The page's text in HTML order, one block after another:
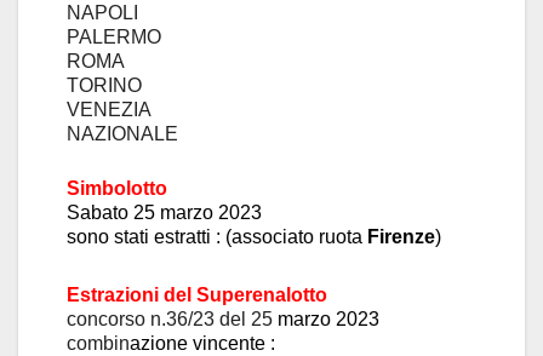
NAPOLI
PALERMO
ROMA
TORINO
VENEZIA
NAZIONALE
Simbolotto
Sabato 25 marzo 2023
sono stati estratti : (associato ruota Firenze)
Estrazioni del Superena lotto
concorso n.36/23 del 25 marzo 2023
combinazione vincente :